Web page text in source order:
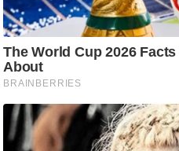
लॉ
जी
ब्यू
टी
फै
श